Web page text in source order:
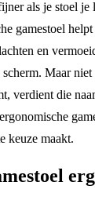
als je stoel je
gamestoel
en
Maar
verdient die
keuze maakt.